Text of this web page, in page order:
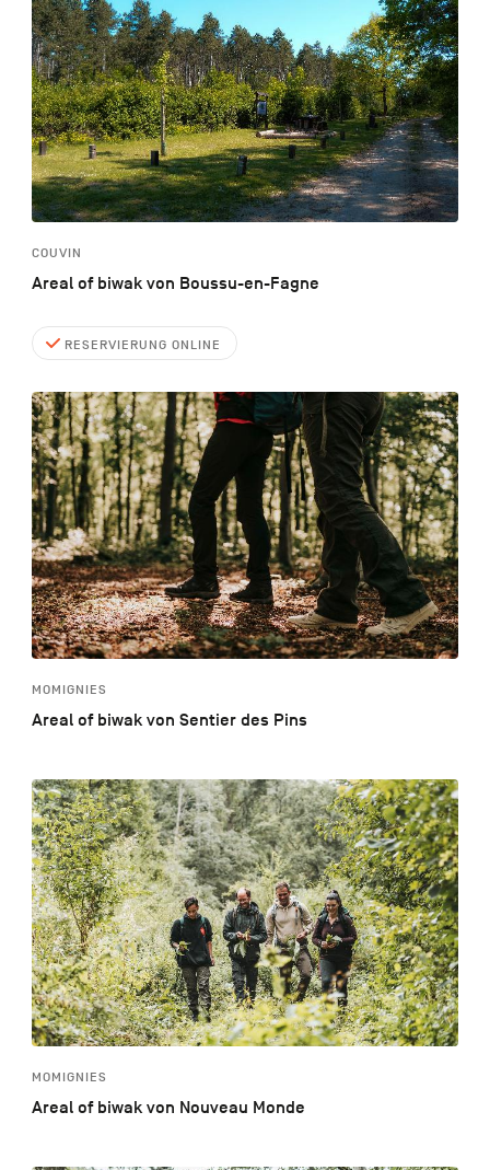
COUVIN
Areal of biwak von Boussu-en-Fagne
RESERVIERUNG ONLINE
MOMIGNIES
Areal of biwak von Sentier des Pins
MOMIGNIES
Areal of biwak von Nouveau Monde